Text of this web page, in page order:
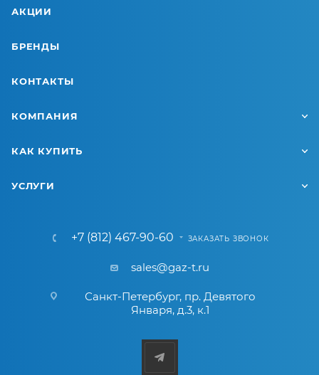
АКЦИИ
БРЕНДЫ
КОНТАКТЫ
КОМПАНИЯ
КАК КУПИТЬ
УСЛУГИ
+7 (812) 467-90-60 ЗАКАЗАТЬ ЗВОНОК
sales@gaz-t.ru
Санкт-Петербург, пр. Девятого
Января, д.3, к.1